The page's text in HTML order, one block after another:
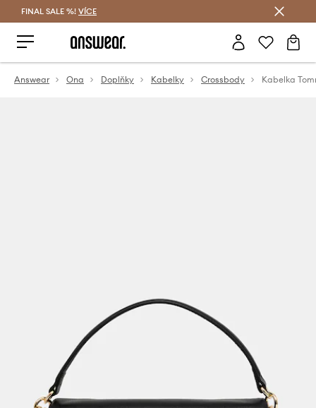
FINAL SALE %! VÍCE
Answear Ona Doplňky Kabelky Crossbody Kabelka